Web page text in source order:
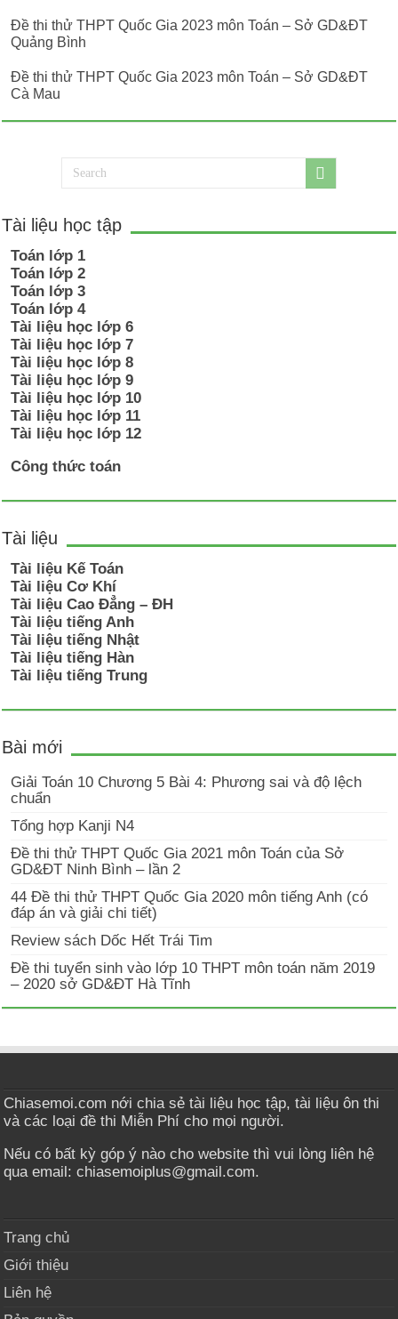
Đề thi thử THPT Quốc Gia 2023 môn Toán – Sở GD&ĐT
Quảng Bình
Đề thi thử THPT Quốc Gia 2023 môn Toán – Sở GD&ĐT
Cà Mau
Tài liệu học tập
Toán lớp 1
Toán lớp 2
Toán lớp 3
Toán lớp 4
Tài liệu học lớp 6
Tài liệu học lớp 7
Tài liệu học lớp 8
Tài liệu học lớp 9
Tài liệu học lớp 10
Tài liệu học lớp 11
Tài liệu học lớp 12
Công thức toán
Tài liệu
Tài liệu Kế Toán
Tài liệu Cơ Khí
Tài liệu Cao Đẳng – ĐH
Tài liệu tiếng Anh
Tài liệu tiếng Nhật
Tài liệu tiếng Hàn
Tài liệu tiếng Trung
Bài mới
Giải Toán 10 Chương 5 Bài 4: Phương sai và độ lệch
chuẩn
Tổng hợp Kanji N4
Đề thi thử THPT Quốc Gia 2021 môn Toán của Sở
GD&ĐT Ninh Bình – lần 2
44 Đề thi thử THPT Quốc Gia 2020 môn tiếng Anh (có
đáp án và giải chi tiết)
Review sách Dốc Hết Trái Tim
Đề thi tuyển sinh vào lớp 10 THPT môn toán năm 2019
– 2020 sở GD&ĐT Hà Tĩnh
Chiasemoi.com nới chia sẻ tài liệu học tập, tài liệu ôn thi
và các loại đề thi Miễn Phí cho mọi người.
Nếu có bất kỳ góp ý nào cho website thì vui lòng liên hệ
qua email: chiasemoiplus@gmail.com.
Trang chủ
Giới thiệu
Liên hệ